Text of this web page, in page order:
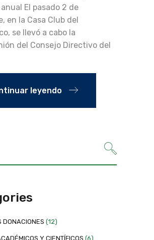
El pasado 2 de
en la Casa Club del
se llevó a cabo la
del Consejo Directivo del
leyendo
DONACIONES (12)
Y CIENTÍFICOS (6)